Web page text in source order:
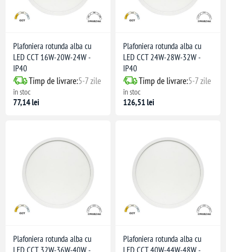
Plafoniera rotunda alba cu
LED CCT 16W-20W-24W -
IP40
Timp de livrare:5-7 zile
în stoc
77,14 lei
Plafoniera rotunda alba cu
LED CCT 24W-28W-32W -
IP40
Timp de livrare:5-7 zile
în stoc
126,51 lei
Plafoniera rotunda alba cu
Plafoniera rotunda alba cu